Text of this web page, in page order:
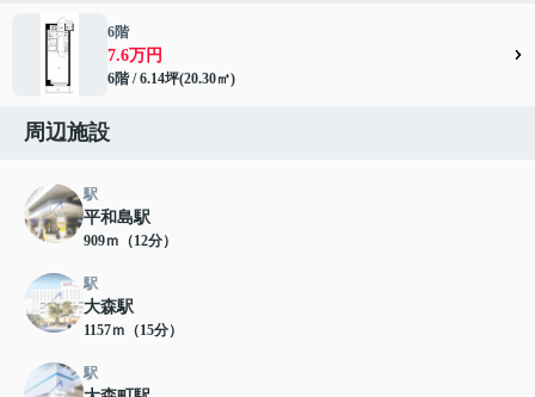
6階
7.6万円
6階 / 6.14坪(20.30㎡)
周辺施設
駅
平和島駅
909ｍ（12分）
駅
大森駅
1157ｍ（15分）
駅